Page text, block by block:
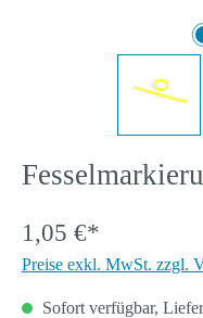
1,05 €*
Preise exkl. MwSt. zzgl.
Sofort verfügbar,